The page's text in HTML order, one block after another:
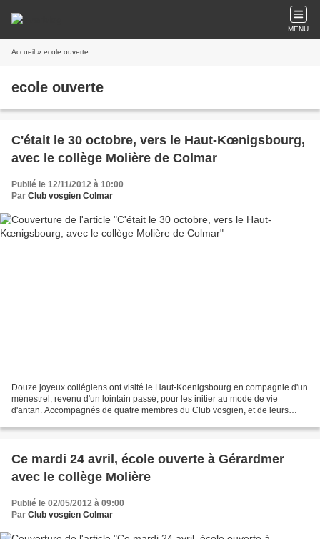
MENU
Accueil » ecole ouverte
ecole ouverte
C'était le 30 octobre, vers le Haut-Kœnigsbourg,
avec le collège Molière de Colmar
Publié le 12/11/2012 à 10:00
Par Club vosgien Colmar
Douze joyeux collégiens ont visité le Haut-Koenigsbourg en compagnie d'un
ménestrel, revenu d'un lointain passé, pour les initier au mode de vie
d'antan. Accompagnés de quatre membres du Club vosgien, et de leurs
Ce mardi 24 avril, école ouverte à Gérardmer
avec le collège Molière
Publié le 02/05/2012 à 09:00
Par Club vosgien Colmar